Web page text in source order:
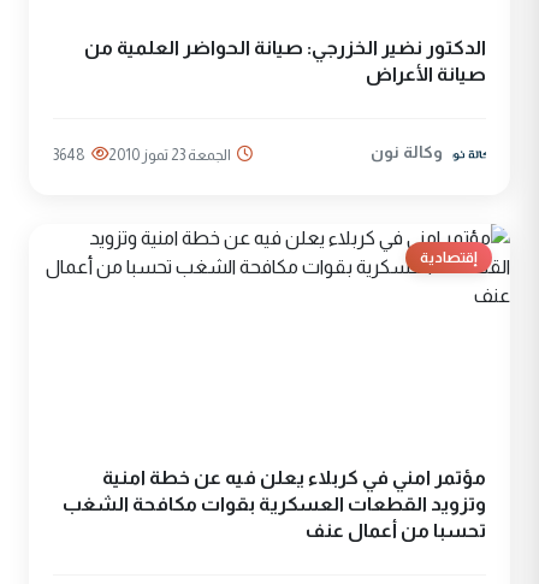
الدكتور نضير الخزرجي: صيانة الحواضر العلمية من
صيانة الأعراض
وكالة نون الجمعة 23 تموز 2010 3648
إقتصادية
مؤتمر امني في كربلاء يعلن فيه عن خطة امنية
وتزويد القطعات العسكرية بقوات مكافحة الشغب
تحسبا من أعمال عنف